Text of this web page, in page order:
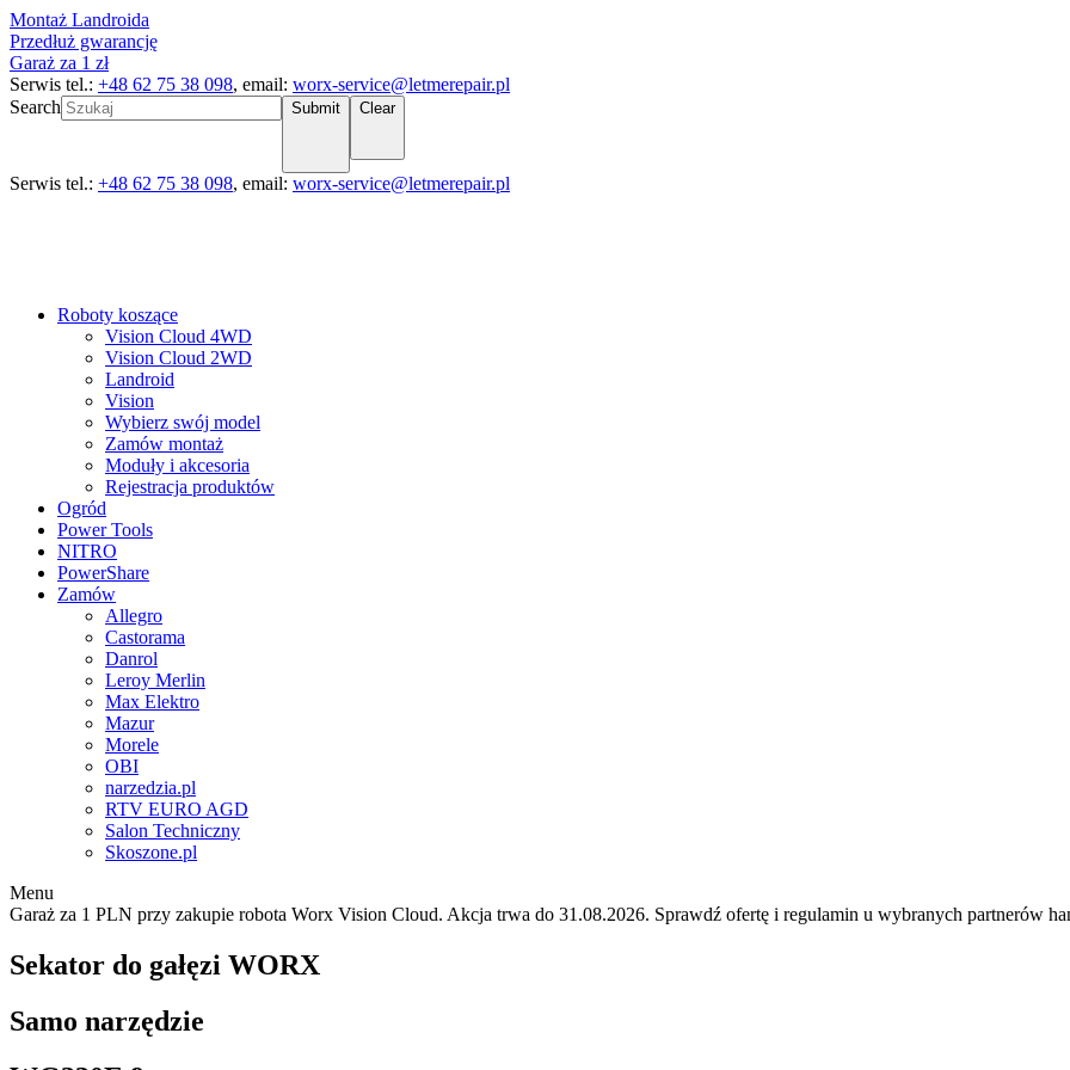
Montaż Landroida
Przedłuż gwarancję
Garaż za 1 zł
Serwis tel.: +48 62 75 38 098, email: worx-service@letmerepair.pl
Search
Submit Clear
Serwis tel.: +48 62 75 38 098, email: worx-service@letmerepair.pl
Roboty koszące
Vision Cloud 4WD
Vision Cloud 2WD
Landroid
Vision
Wybierz swój model
Zamów montaż
Moduły i akcesoria
Rejestracja produktów
Ogród
Power Tools
NITRO
PowerShare
Zamów
Allegro
Castorama
Danrol
Leroy Merlin
Max Elektro
Mazur
Morele
OBI
narzedzia.pl
RTV EURO AGD
Salon Techniczny
Skoszone.pl
Menu
Garaż za 1 PLN przy zakupie robota Worx Vision Cloud. Akcja trwa do 31.08.2026. Sprawdź ofertę i regulamin u wybranych partnerów
Sekator do gałęzi WORX
Samo narzędzie